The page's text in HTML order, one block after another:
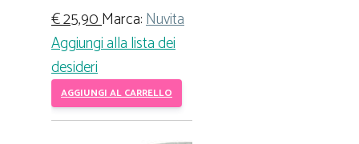
€25,90Marca:Nuvita
Aggiungi alla lista dei
desideri
AGGIUNGI AL CARRELLO